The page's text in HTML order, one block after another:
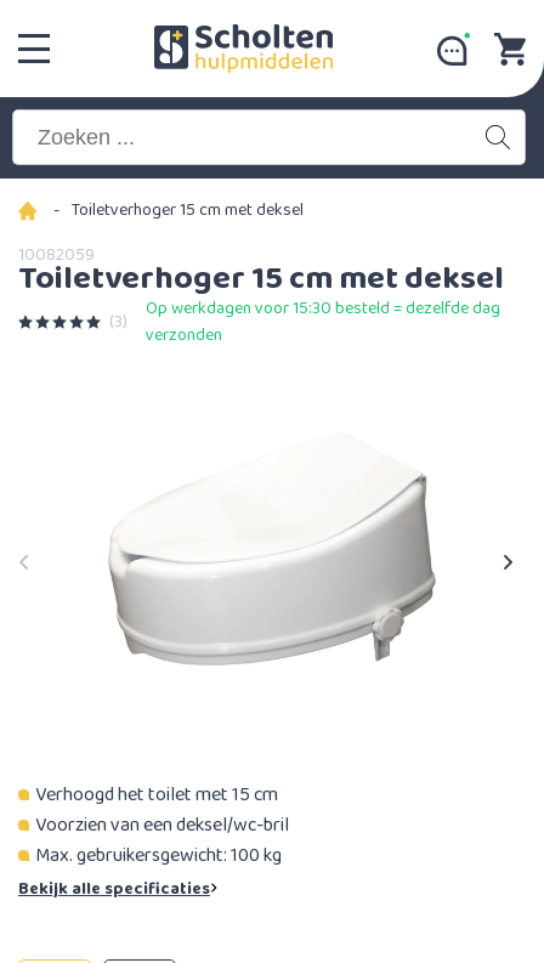
- Toiletverhoger 15 cm met deksel
10082059
Toiletverhoger 15 cm met deksel
(3)
Op werkdagen voor 15:30 besteld = dezelfde dag
verzonden
Verhoogd het toilet met 15 cm
Voorzien van een deksel/wc-bril
Max. gebruikersgewicht: 100 kg
Bekijk alle specificaties